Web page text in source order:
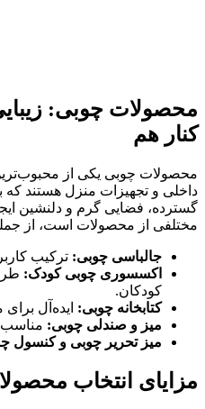
محصولات چوبی:
کنار هم
محصولات چوبی یکی از
داخلی و تجهیزات منزل هستند
گسترده، فضایی گرم و دلنشین
مختلفی از محصولات است، از
جالباسی چوبی: ترکیب
اکسسوری چوبی کودک:
کودکان.
کتابخانه چوبی: ایده‌آل
میز و صندلی چوبی: مناسب
میز تحریر چوبی و کنسول
مزایای انتخاب